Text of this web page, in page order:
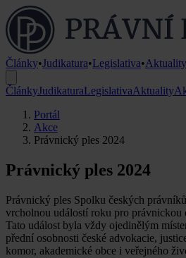
Články•Judikatura•Legislativa•Aktuality
ČlánkyJudikaturaLegislativaAktuality
Portál
Akce
Právnický ples 2024
Právnický ples 2024
Právnický ples Spolku českých
vrcholnou událostí roku pro právnickou
Tato událost byla vždy ojedinělým
přední osobnosti české advokacie,
komor, akademické obce i veřejného